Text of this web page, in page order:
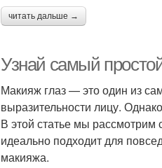
читать дальше →
Узнай самый
Макияж глаз — это один из
выразительности лицу.
В этой статье мы рассмотрим
идеально подходит для
макияжа.